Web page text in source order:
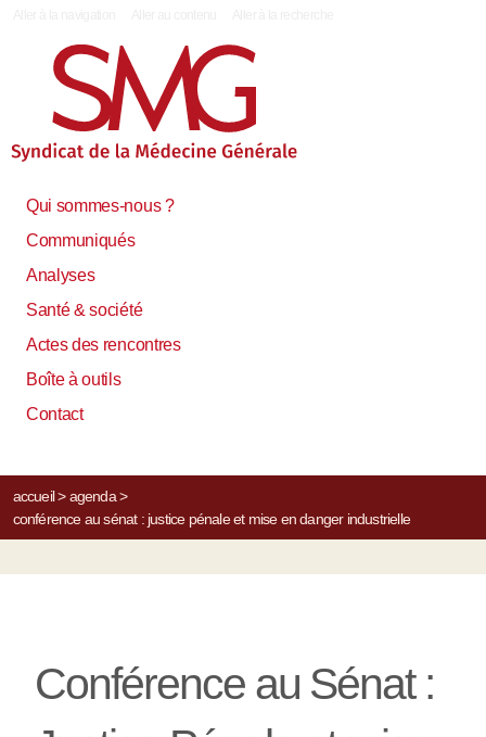
Qui sommes-nous ?
Communiqués
Analyses
Santé & société
Actes des rencontres
Boîte à outils
Contact
accueil> agenda>
conférence au sénat : justice pénale et mise en danger industrielle
Conférence au Sénat :